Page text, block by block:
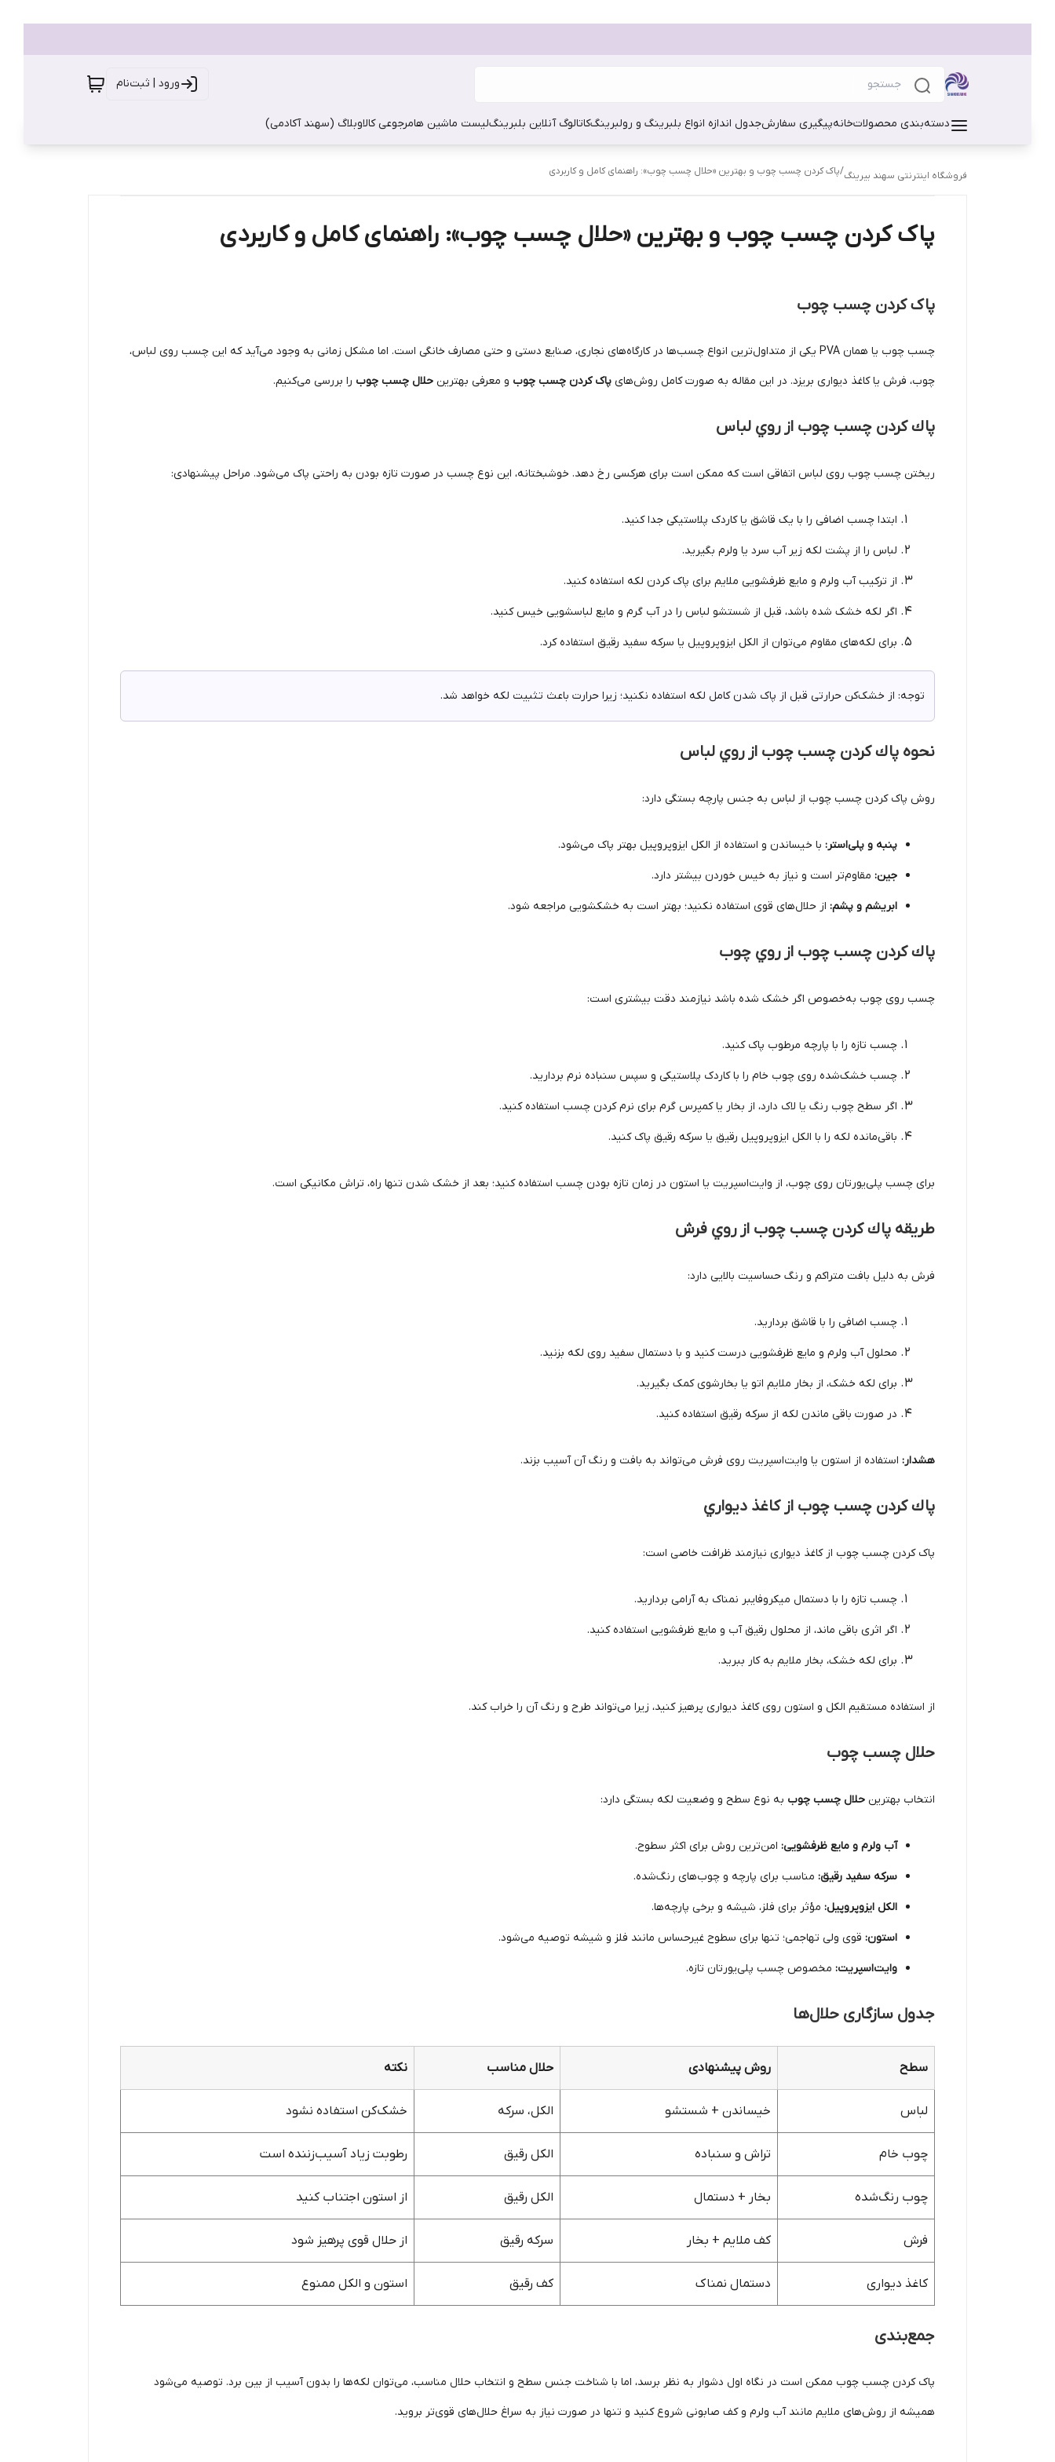
ورود | ثبت‌نام
دسته‌بندی محصولاتخانهپیگیری سفارشجدول اندازه انواع بلبرینگ و رولبرینگکاتالوگ آنلاین بلبرینگلیست ماشین هامرجوعی کالاوبلاگ (سهند آکادمی)
فروشگاه اینترنتی سهند بیرینگ/پاک کردن چسب چوب و بهترین «حلال چسب چوب»: راهنمای کامل و کاربردی
پاک کردن چسب چوب و بهترین «حلال چسب چوب»: راهنمای کامل و کاربردی
پاک کردن چسب چوب
چسب چوب یا همان PVA یکی از متداول‌ترین انواع چسب‌ها در کارگاه‌های نجاری، صنایع دستی و حتی مصارف خانگی است. اما مشکل زمانی به وجود می‌آید که این چسب روی لباس،
چوب، فرش یا کاغذ دیواری بریزد. در این مقاله به صورت کامل روش‌های پاک کردن چسب چوب و معرفی بهترین حلال چسب چوب را بررسی می‌کنیم.
پاك كردن چسب چوب از روي لباس
ریختن چسب چوب روی لباس اتفاقی است که ممکن است برای هرکسی رخ دهد. خوشبختانه، این نوع چسب در صورت تازه بودن به راحتی پاک می‌شود. مراحل پیشنهادی:
ابتدا چسب اضافی را با یک قاشق یا کاردک پلاستیکی جدا کنید.
لباس را از پشت لکه زیر آب سرد یا ولرم بگیرید.
از ترکیب آب ولرم و مایع ظرفشویی ملایم برای پاک کردن لکه استفاده کنید.
اگر لکه خشک شده باشد، قبل از شستشو لباس را در آب گرم و مایع لباسشویی خیس کنید.
برای لکه‌های مقاوم می‌توان از الکل ایزوپروپیل یا سرکه سفید رقیق استفاده کرد.
توجه: از خشک‌کن حرارتی قبل از پاک شدن کامل لکه استفاده نکنید؛ زیرا حرارت باعث تثبیت لکه خواهد شد.
نحوه پاك كردن چسب چوب از روي لباس
روش پاک کردن چسب چوب از لباس به جنس پارچه بستگی دارد:
پنبه و پلی‌استر: با خیساندن و استفاده از الکل ایزوپروپیل بهتر پاک می‌شود.
جین: مقاوم‌تر است و نیاز به خیس خوردن بیشتر دارد.
ابریشم و پشم: از حلال‌های قوی استفاده نکنید؛ بهتر است به خشکشویی مراجعه شود.
پاك كردن چسب چوب از روي چوب
چسب روی چوب به‌خصوص اگر خشک شده باشد نیازمند دقت بیشتری است:
چسب تازه را با پارچه مرطوب پاک کنید.
چسب خشک‌شده روی چوب خام را با کاردک پلاستیکی و سپس سنباده نرم بردارید.
اگر سطح چوب رنگ یا لاک دارد، از بخار یا کمپرس گرم برای نرم کردن چسب استفاده کنید.
باقی‌مانده لکه را با الکل ایزوپروپیل رقیق یا سرکه رقیق پاک کنید.
برای چسب پلی‌یورتان روی چوب، از وایت‌اسپریت یا استون در زمان تازه بودن چسب استفاده کنید؛ بعد از خشک شدن تنها راه، تراش مکانیکی است.
طریقه پاك كردن چسب چوب از روي فرش
فرش به دلیل بافت متراکم و رنگ حساسیت بالایی دارد:
چسب اضافی را با قاشق بردارید.
محلول آب ولرم و مایع ظرفشویی درست کنید و با دستمال سفید روی لکه بزنید.
برای لکه خشک، از بخار ملایم اتو یا بخارشوی کمک بگیرید.
در صورت باقی ماندن لکه از سرکه رقیق استفاده کنید.
هشدار: استفاده از استون یا وایت‌اسپریت روی فرش می‌تواند به بافت و رنگ آن آسیب بزند.
پاك كردن چسب چوب از كاغذ ديواري
پاک کردن چسب چوب از کاغذ دیواری نیازمند ظرافت خاصی است:
چسب تازه را با دستمال میکروفایبر نمناک به آرامی بردارید.
اگر اثری باقی ماند، از محلول رقیق آب و مایع ظرفشویی استفاده کنید.
برای لکه خشک، بخار ملایم به کار ببرید.
از استفاده مستقیم الکل و استون روی کاغذ دیواری پرهیز کنید، زیرا می‌تواند طرح و رنگ آن را خراب کند.
حلال چسب چوب
انتخاب بهترین حلال چسب چوب به نوع سطح و وضعیت لکه بستگی دارد:
آب ولرم و مایع ظرفشویی: امن‌ترین روش برای اکثر سطوح.
سرکه سفید رقیق: مناسب برای پارچه و چوب‌های رنگ‌شده.
الکل ایزوپروپیل: مؤثر برای فلز، شیشه و برخی پارچه‌ها.
استون: قوی ولی تهاجمی؛ تنها برای سطوح غیرحساس مانند فلز و شیشه توصیه می‌شود.
وایت‌اسپریت: مخصوص چسب پلی‌یورتان تازه.
جدول سازگاری حلال‌ها
سطح روش پیشنهادی حلال مناسب نکته
لباس خیساندن + شستشو الکل، سرکه خشک‌کن استفاده نشود
چوب خام تراش و سنباده الکل رقیق رطوبت زیاد آسیب‌زننده است
چوب رنگ‌شده بخار + دستمال الکل رقیق از استون اجتناب کنید
فرش کف ملایم + بخار سرکه رقیق از حلال قوی پرهیز شود
کاغذ دیواری دستمال نمناک کف رقیق استون و الکل ممنوع
جمع‌بندی
پاک کردن چسب چوب ممکن است در نگاه اول دشوار به نظر برسد، اما با شناخت جنس سطح و انتخاب حلال مناسب، می‌توان لکه‌ها را بدون آسیب از بین برد. توصیه می‌شود
همیشه از روش‌های ملایم مانند آب ولرم و کف صابونی شروع کنید و تنها در صورت نیاز به سراغ حلال‌های قوی‌تر بروید.